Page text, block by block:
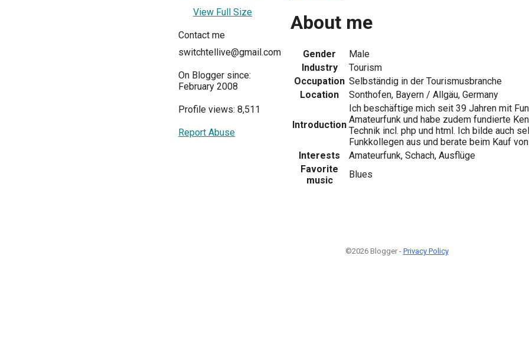
View Full Size
Contact me
switchtellive@gmail.com
On Blogger since:
February 2008
Profile views: 8,511
Report Abuse
About me
Gender
Male
Industry
Tourism
Occupation Selbständig in der Tourismusbranche
Location
Sonthofen, Bayern / Allgäu, Germany
Introduction
Ich beschäftige mich seit 39 Jahren mit
Amateurfunk und habe zudem fundierte
Technik incl. php und html. Ich bilde auch
Funkkollegen aus und berate beim Kauf
Interests
Amateurfunk, Schach, Ausflüge
Favorite
music
Blues
©2026 Blogger - Privacy Policy